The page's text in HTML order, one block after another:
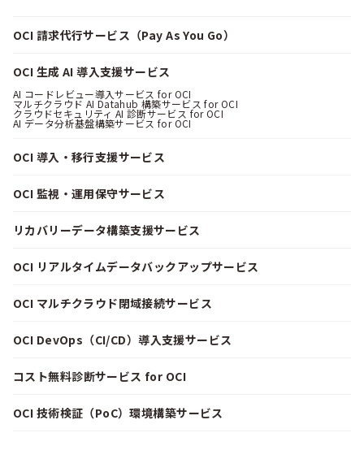
OCI 請求代行サービス（Pay As You Go）
OCI 生成 AI 導入支援サービス
AI コードレビュー導入サービス for OCI
マルチクラウド AI Datahub 構築サービス for OCI
クラウドセキュリティ AI 診断サービス for OCI
AI データ分析基盤構築サービス for OCI
OCI 導入・移行支援サービス
OCI 監視・運用保守サービス
リカバリーデータ構築支援サービス
OCI リアルタイムデータバックアップサービス
OCI マルチクラウド閉域接続サービス
OCI DevOps（CI/CD）導入支援サービス
コスト無料診断サービス for OCI
OCI 技術検証（PoC）環境構築サービス